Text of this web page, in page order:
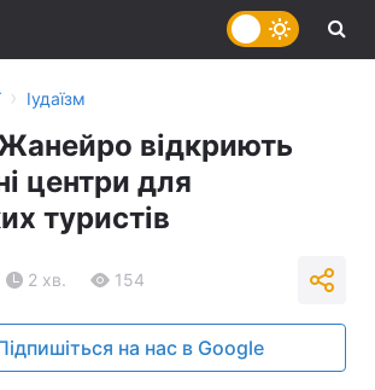
› Іудаїзм
відкриють
центри для
туристів
2 хв. 154
на нас в Google